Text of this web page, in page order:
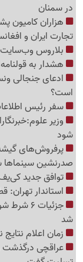
در سمنان
هزاران کامیون
تجارت ایران و
بلاروس وب‌سایت
هشدار به قولنامه‌ای‌ها؛ فقط 2 سال
ادعای جنجالی
است؟
سفر رئیس
وزیر
شود
پرفروش‌های
صدرنشین سینماها
توافق جدید
استاندار
جزئیات
شد
زمان اعلام
عراقچی درگذشت